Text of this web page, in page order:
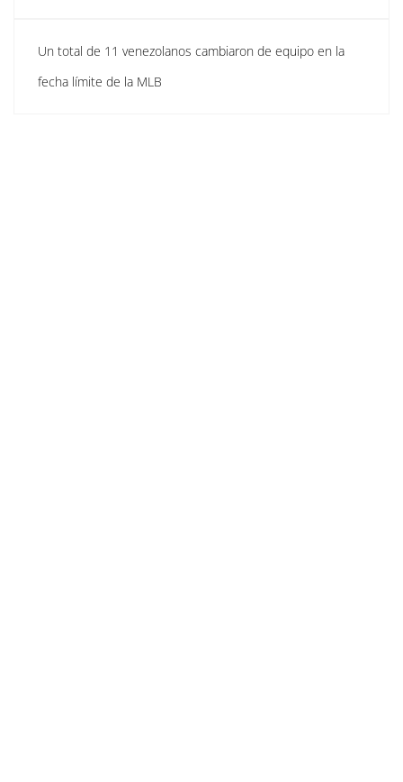
Un total de 11 venezolanos cambiaron de equipo en la
fecha límite de la MLB